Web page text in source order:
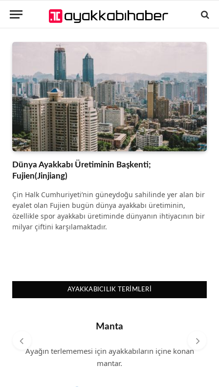
Dünya Ayakkabı Üretiminin Başkenti;
Fujien(Jinjiang)
Çin Halk Cumhuriyeti’nin güneydoğu sahilinde yer alan bir
eyalet olan Fujien bugün dünya ayakkabı üretiminin,
özellikle spor ayakkabı üretiminde dünyanın ihtiyacının bir
milyar çiftini karşılamaktadır.
AYAKKABICILIK TERIMLERI
Manta
Ayağın terlememesi için ayakkabıların içine konan
mantar.